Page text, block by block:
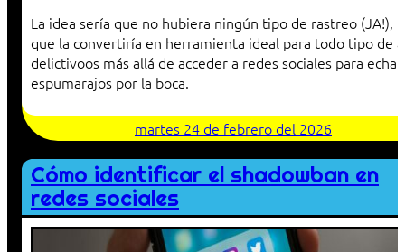
La idea sería que no hubiera ningún tipo de rastreo (JA!),
que la convertiría en herramienta ideal para todo tipo de
delictivoos más allá de acceder a redes sociales para echar
espumarajos por la boca.
martes 24 de febrero del 2026
Cómo identificar el shadowban en
redes sociales